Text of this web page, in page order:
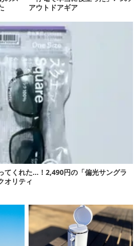
アウトドアギア
てくれた…！2,490円の「偏光サングラ
オリティ